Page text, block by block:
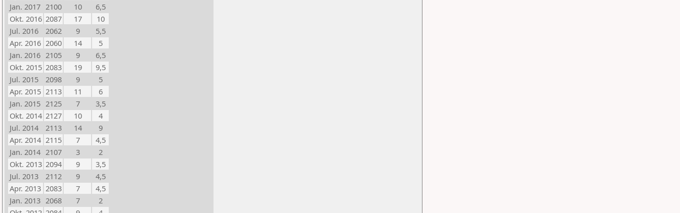
Jan. 2017 2100 10
6,5
Okt. 2016 2087 17
10
Jul. 2016
2062 9
5,5
Apr. 2016 2060 14
5
Jan. 2016 2105 9
6,5
Okt. 2015 2083 19
9,5
Jul. 2015
2098 9
5
Apr. 2015 2113 11
6
Jan. 2015 2125 7
3,5
Okt. 2014 2127 10
4
Jul. 2014
2113 14
9
Apr. 2014 2115 7
4,5
Jan. 2014 2107 3
2
Okt. 2013 2094 9
3,5
Jul. 2013
2112 9
4,5
Apr. 2013 2083 7
4,5
Jan. 2013 2068 7
2